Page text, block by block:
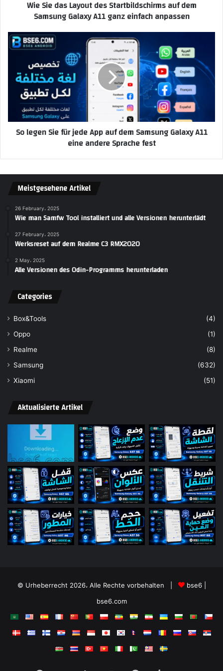
Wie Sie das Layout des Startbildschirms auf dem
Samsung Galaxy A11 ganz einfach anpassen
So legen Sie für jede App auf dem Samsung Galaxy A11
eine andere Sprache fest
Meistgesehene Artikel
26 February، 2025
Wie man Samfw Tool installiert und alle Versionen herunterlädt
27 February، 2025
Werksreset auf dem Realme C3 RMX2020
2 May، 2025
Alle Versionen des Odin-Programms herunterladen
Categories
Box&Tools
(4)
Oppo
(1)
Realme
(8)
Samsung
(632)
Xiaomi
(51)
Aktualisierte Artikel
© Urheberrecht 2026، Alle Rechte vorbehalten |
bse6 |
bse6.com